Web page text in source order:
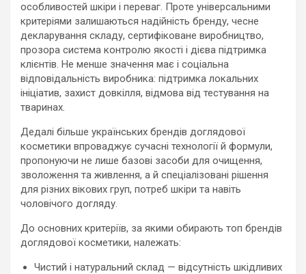
особливостей шкіри і переваг. Проте універсальними
критеріями залишаються надійність бренду, чесне
декларування складу, сертифіковане виробництво,
прозора система контролю якості і дієва підтримка
клієнтів. Не менше значення має і соціальна
відповідальність виробника: підтримка локальних
ініціатив, захист довкілля, відмова від тестування на
тваринах.
Дедалі більше українських брендів доглядової
косметики впроваджує сучасні технології й формули,
пропонуючи не лише базові засоби для очищення,
зволоження та живлення, а й спеціалізовані рішення
для різних вікових груп, потреб шкіри та навіть
чоловічого догляду.
До основних критеріїв, за якими обирають топ брендів
доглядової косметики, належать:
Чистий і натуральний склад — відсутність шкідливих